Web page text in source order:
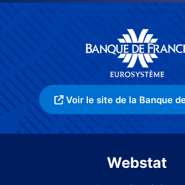
Voir le site de la Banque
Webstat